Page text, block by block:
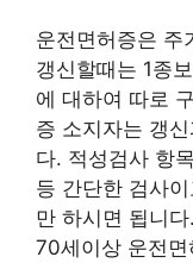
운전면허증은 주
갱신할때는 1종
에 대하여 따로
증 소지자는 갱
다. 적성검사 항
등 간단한 검사
만 하시면 됩니
70세이상 운전